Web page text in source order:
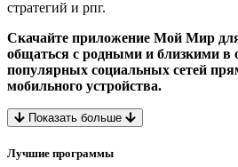
стратегий и рпг.
Скачайте приложение Мой Мир
общаться с родными и близкими в
популярных социальных сетей
мобильного устройства.
Показать больше
Лучшие программы